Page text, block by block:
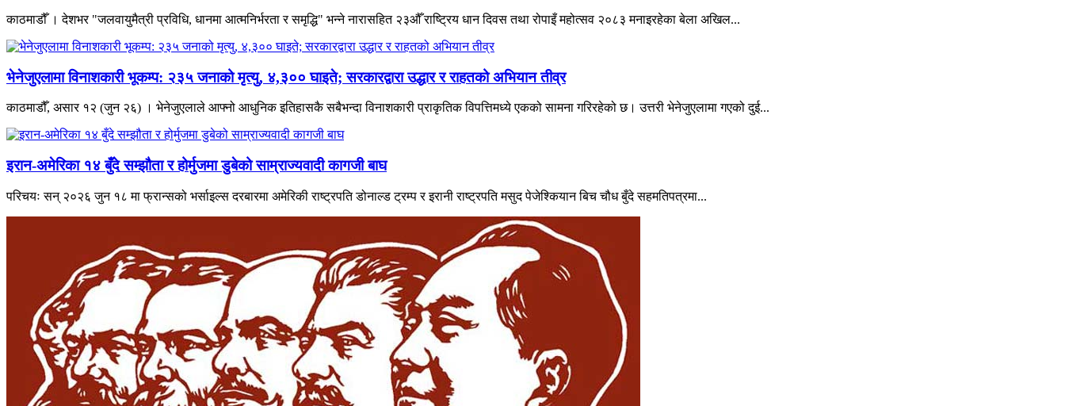
काठमाडौँ । देशभर "जलवायुमैत्री प्रविधि, धानमा आत्मनिर्भरता र समृद्धि" भन्ने नारासहित २३औँ राष्ट्रिय धान दिवस तथा रोपाइँ महोत्सव २०८३ मनाइरहेका बेला अखिल...
भेनेजुएलामा विनाशकारी भूकम्प: २३५ जनाको मृत्यु, ४,३०० घाइते; सरकारद्वारा उद्धार र राहतको अभियान तीव्र
काठमाडौँ, असार १२ (जुन २६) । भेनेजुएलाले आफ्नो आधुनिक इतिहासकै सबैभन्दा विनाशकारी प्राकृतिक विपत्तिमध्ये एकको सामना गरिरहेको छ। उत्तरी भेनेजुएलामा गएको दुई...
इरान-अमेरिका १४ बुँदे सम्झौता र होर्मुजमा डुबेको साम्राज्यवादी कागजी बाघ
परिचयः सन् २०२६ जुन १८ मा फ्रान्सको भर्साइल्स दरबारमा अमेरिकी राष्ट्रपति डोनाल्ड ट्रम्प र इरानी राष्ट्रपति मसुद पेजेश्कियान बिच चौध बुँदे सहमतिपत्रमा...